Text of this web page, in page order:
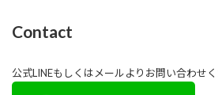
Contact
公式LINEもしくはメールよりお問い合わせく